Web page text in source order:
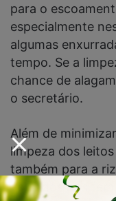
para o
especialmente
algumas
tempo. Se a
chance de
o secretário.
Além de
limpeza dos
também para a
água dos rios